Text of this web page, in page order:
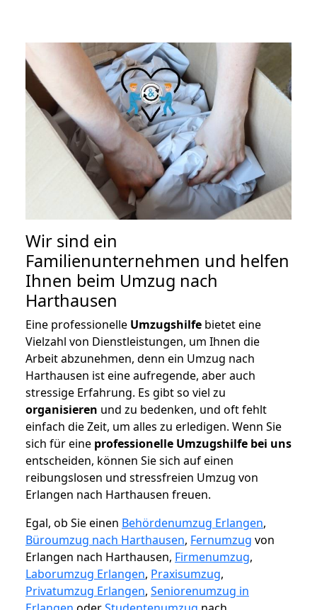
Wir sind ein
Familienunternehmen und helfen
Ihnen beim Umzug nach
Harthausen
Eine professionelle Umzugshilfe bietet eine
Vielzahl von Dienstleistungen, um Ihnen die
Arbeit abzunehmen, denn ein Umzug nach
Harthausen ist eine aufregende, aber auch
stressige Erfahrung. Es gibt so viel zu
organisieren und zu bedenken, und oft fehlt
einfach die Zeit, um alles zu erledigen. Wenn Sie
sich für eine professionelle Umzugshilfe bei uns
entscheiden, können Sie sich auf einen
reibungslosen und stressfreien Umzug von
Erlangen nach Harthausen freuen.
Egal, ob Sie einen Behördenumzug Erlangen,
Büroumzug nach Harthausen, Fernumzug von
Erlangen nach Harthausen, Firmenumzug,
Laborumzug Erlangen, Praxisumzug,
Privatumzug Erlangen, Seniorenumzug in